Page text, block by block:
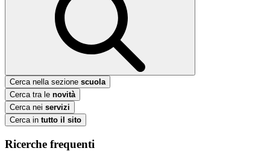
Cerca nella sezione scuola
Cerca tra le novità
Cerca nei servizi
Cerca in tutto il sito
Ricerche frequenti